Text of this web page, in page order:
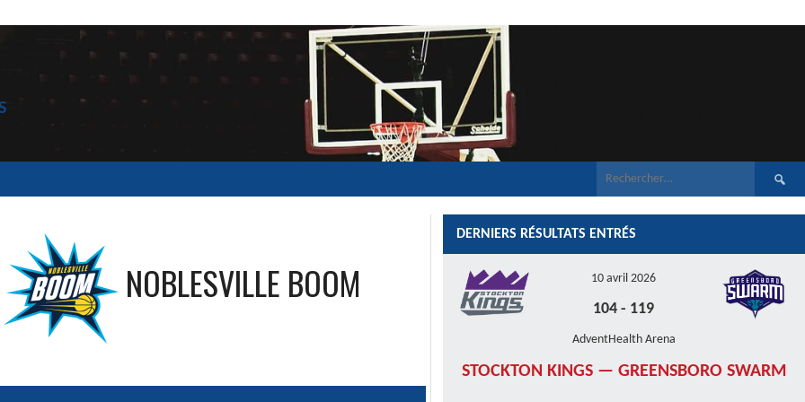
NOBLESVILLE BOOM
DERNIERS RÉSULTATS ENTRÉS
10 avril 2026
104 - 119
AdventHealth Arena
STOCKTON KINGS — GREENSBORO SWARM